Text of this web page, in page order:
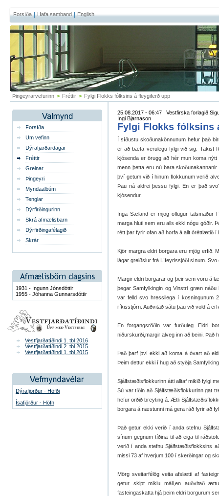
Forsíða Hafa samband English
Þingeyrarvefurinn > Fréttir > Fylgi Flokks fólksins á fleygiferð upp
Forsíða
Um vefinn
Dýrafjarðardagar
Fréttir
Greinar
Þingeyri
Myndaalbúm
Tenglar
Dýrfirðingurinn
Skrá afmælisbarn
Dýrfirðingafélagið
Skrár
1931 - Ingunn Jónsdóttir
1955 - Jóhanna Gunnarsdóttir
Vestfjarðatíðindi 1. tbl 2016
Vestfjarðatíðindi 2. tbl 2015
Vestfjarðatíðindi 1. tbl 2015
Dýrafjörður - Höfði
Ísafjörður - Höfn
25.08.2017 - 06:47 | Vestfirska
Ingi Bjarnason
Fylgi Flokks fólksins
Í síðustu skoðunakönnunum hefur það
er að bæta verulegu fylgi við sig. Takist
kjósenda er örugg að hér mun koma
menn þetta eru nú bara
því getum við í hinum flokkunum verið
Þau ná aldrei þessu fylgi. En er það
kjósendur.
Inga Sæland er mjög öflugur talsmaður
marga hluti sem eru alls ekki nógu góðir.
rétt þar fyrir ofan að horfa á allt óréttlætið í
Kjör margra eldri borgara eru mjög erfið.
lágar greiðslur frá Lífeyrissjóði sínum.
Margir eldri borgarar og þeir sem voru á
þegar Samfylkingin og Vinstri græn
var felld svo hressilega í kosningunum
ríkisstjórn. Auðvitað sátu þau við völd á
En forgangsröðin var furðuleg. Eldri
niðurskurði,margir alveg inn að beini. Það
Það þarf því ekki að koma á óvart að
Þeim dettur ekki í hug að styðja
Sjálfstæðisflokkurinn átti alltaf mikið fylgi
Sú var tíðin að Sjálfstæðisflokkurinn gat
hefur orðið breyting á. Ætli
borgara á næstunni má gera ráð fyrir að
Það getur ekki verið í anda stefnu
sínum gegnum tíðina til að eiga til
verið í anda stefnu Sjálfstæðisflokksins
missi 73 af hverjum 100 í skerðingar og
Mörg sveitarfélög veita afslætti af
getur skipt miklu máli,en auðvitað
fasteingaskatta hjá þeim eldri borgurum